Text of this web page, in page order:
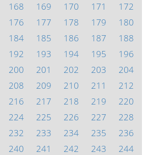
168 169 170 171
172
176 177 178 179
180
184 185 186 187
188
192 193 194 195
196
200 201 202 203
204
208 209 210 211
212
216 217 218 219
220
224 225 226 227
228
232 233 234 235
236
240 241 242 243
244